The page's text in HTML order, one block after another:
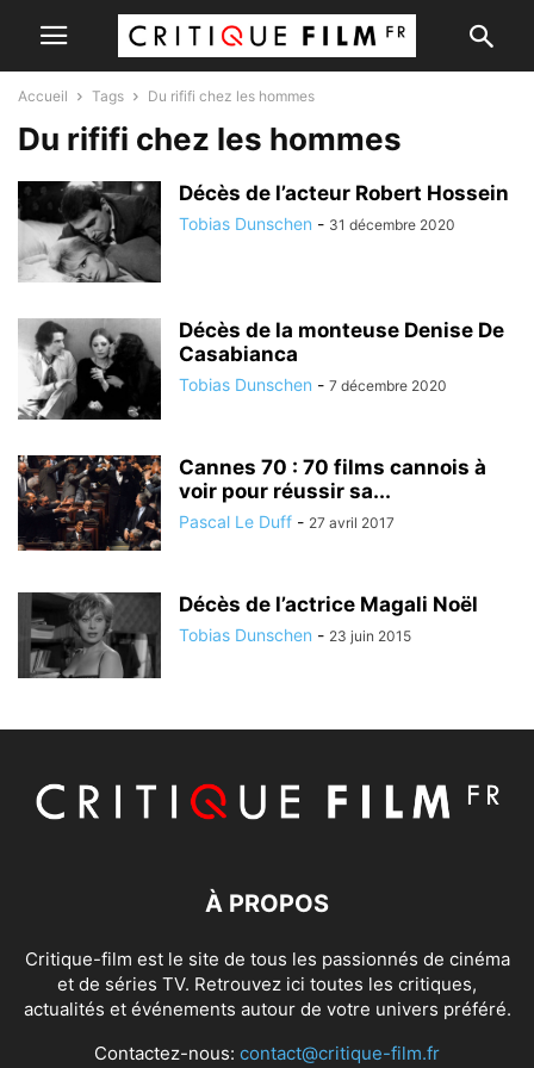
Accueil Tags Du rififi chez les hommes
Du rififi chez les hommes
Décès de l’acteur Robert Hossein
Tobias Dunschen - 31 décembre 2020
Décès de la monteuse Denise De
Casabianca
Tobias Dunschen - 7 décembre 2020
Cannes 70 : 70 films cannois à
voir pour réussir sa...
Pascal Le Duff - 27 avril 2017
Décès de l’actrice Magali Noël
Tobias Dunschen - 23 juin 2015
À PROPOS
Critique-film est le site de tous les passionnés de cinéma
et de séries TV. Retrouvez ici toutes les critiques,
actualités et événements autour de votre univers préféré.
Contactez-nous: contact@critique-film.fr